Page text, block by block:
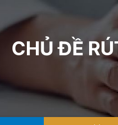
CHỦ ĐỀ